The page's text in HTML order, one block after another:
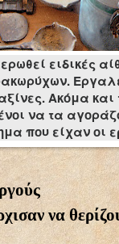
ειδικές
Ακόμα
να τα
που είχαν οι
να